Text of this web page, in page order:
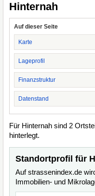
Hinternah
Auf dieser Seite
Karte
Lageprofil
Finanzstruktur
Datenstand
Für Hinternah sind 2
hinterlegt.
Standortprofil für
Auf strassenindex.de
Immobilien- und